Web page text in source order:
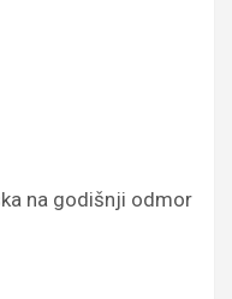
na godišnji odmor